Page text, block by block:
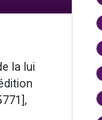
la lui